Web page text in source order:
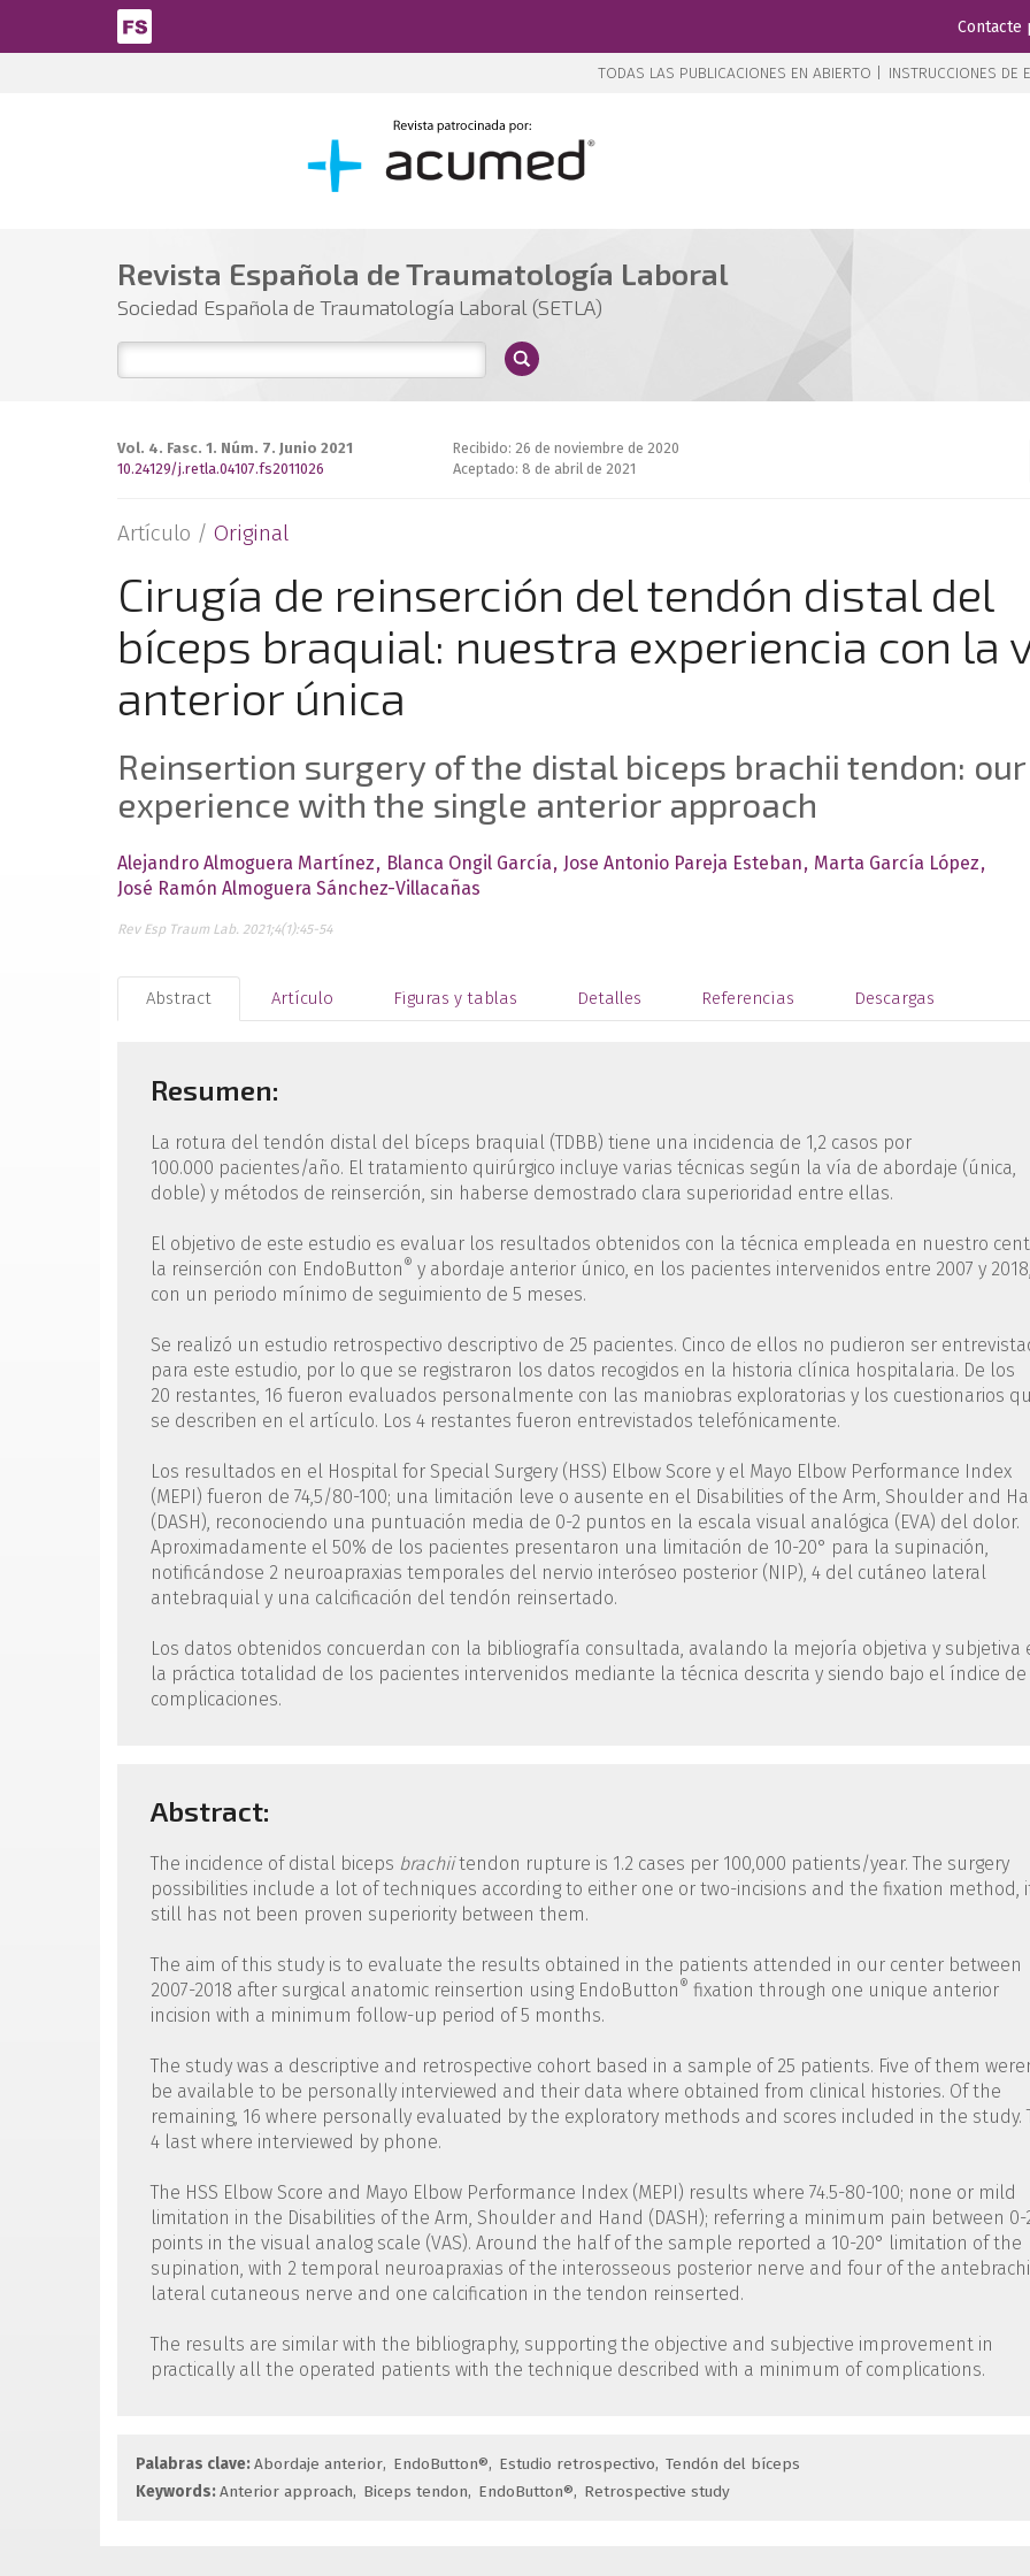
Pasar al contenido principal
Contacte
TODAS LAS PUBLICACIONES EN ABIERTO | INSTRUCCIONES DE
Revista Española de Traumatología Laboral
Sociedad Española de Traumatología Laboral (SETLA)
Vol. 4. Fasc. 1. Núm. 7. Junio 2021
10.24129/j.retla.04107.fs2011026
Recibido: 26 de noviembre de 2020
Aceptado: 8 de abril de 2021
Artículo / Original
Cirugía de reinserción del tendón distal del
bíceps braquial: nuestra experiencia con la
anterior única
Reinsertion surgery of the distal biceps brachii tendon: our
experience with the single anterior approach
Alejandro Almoguera Martínez Blanca Ongil García Jose Antonio Pareja Esteban
Marta García López
José Ramón Almoguera Sánchez-Villacañas
Rev Esp Traum Lab. 2021;4(1):45-54
Abstract Artículo Figuras y tablas Detalles Referencias Descargas
Resumen:
La rotura del tendón distal del bíceps braquial (TDBB) tiene una incidencia de 1,2 casos por
100.000 pacientes/año. El tratamiento quirúrgico incluye varias técnicas según la vía de abordaje (única,
doble) y métodos de reinserción, sin haberse demostrado clara superioridad entre ellas.
El objetivo de este estudio es evaluar los resultados obtenidos con la técnica empleada en nuestro
la reinserción con EndoButton ® y abordaje anterior único, en los pacientes intervenidos entre 2007 y 2018,
con un periodo mínimo de seguimiento de 5 meses.
Se realizó un estudio retrospectivo descriptivo de 25 pacientes. Cinco de ellos no pudieron ser
para este estudio, por lo que se registraron los datos recogidos en la historia clínica hospitalaria. De los
20 restantes, 16 fueron evaluados personalmente con las maniobras exploratorias y los cuestionarios
se describen en el artículo. Los 4 restantes fueron entrevistados telefónicamente.
Los resultados en el Hospital for Special Surgery (HSS) Elbow Score y el Mayo Elbow Performance Index
(MEPI) fueron de 74,5/80-100; una limitación leve o ausente en el Disabilities of the Arm, Shoulder and
(DASH), reconociendo una puntuación media de 0-2 puntos en la escala visual analógica (EVA) del dolor.
Aproximadamente el 50% de los pacientes presentaron una limitación de 10-20° para la supinación,
notificándose 2 neuroapraxias temporales del nervio interóseo posterior (NIP), 4 del cutáneo lateral
antebraquial y una calcificación del tendón reinsertado.
Los datos obtenidos concuerdan con la bibliografía consultada, avalando la mejoría objetiva y subjetiva
la práctica totalidad de los pacientes intervenidos mediante la técnica descrita y siendo bajo el índice de
complicaciones.
Abstract:
The incidence of distal biceps brachiitendon rupture is 1.2 cases per 100,000 patients/year. The surgery
possibilities include a lot of techniques according to either one or two-incisions and the fixation method,
still has not been proven superiority between them.
The aim of this study is to evaluate the results obtained in the patients attended in our center between
2007-2018 after surgical anatomic reinsertion using EndoButton ® fixation through one unique anterior
incision with a minimum follow-up period of 5 months.
The study was a descriptive and retrospective cohort based in a sample of 25 patients. Five of them
be available to be personally interviewed and their data where obtained from clinical histories. Of the
remaining, 16 where personally evaluated by the exploratory methods and scores included in the study.
4 last where interviewed by phone.
The HSS Elbow Score and Mayo Elbow Performance Index (MEPI) results where 74.5-80-100; none or mild
limitation in the Disabilities of the Arm, Shoulder and Hand (DASH); referring a minimum pain between 0-
points in the visual analog scale (VAS). Around the half of the sample reported a 10-20° limitation of the
supination, with 2 temporal neuroapraxias of the interosseous posterior nerve and four of the
lateral cutaneous nerve and one calcification in the tendon reinserted.
The results are similar with the bibliography, supporting the objective and subjective improvement in
practically all the operated patients with the technique described with a minimum of complications.
Palabras clave:Abordaje anterior EndoButton® Estudio retrospectivo Tendón del bíceps
Keywords:Anterior approach Biceps tendon EndoButton® Retrospective study